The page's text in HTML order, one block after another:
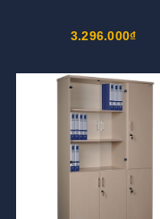
3.296.000₫